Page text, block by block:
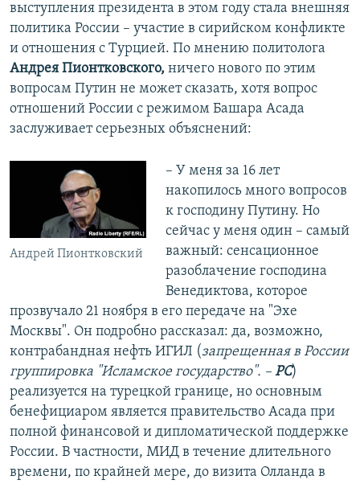
выступления президента в этом году стала внешняя
политика России – участие в сирийском конфликте
и отношения с Турцией. По мнению политолога
Андрея Пионтковского, ничего нового по этим
вопросам Путин не может сказать, хотя вопрос
отношений России с режимом Башара Асада
заслуживает серьезных объяснений:
Андрей Пионтковский
– У меня за 16 лет
накопилось много вопросов
к господину Путину. Но
сейчас у меня один – самый
важный: сенсационное
разоблачение господина
Венедиктова, которое
прозвучало 21 ноября в его передаче на "Эхе
Москвы". Он подробно рассказал: да, возможно,
контрабандная нефть ИГИЛ (запрещенная в России
группировка "Исламское государство". – РС)
реализуется на турецкой границе, но основным
бенефициаром является правительство Асада при
полной финансовой и дипломатической поддержке
России. В частности, МИД в течение длительного
времени, по крайней мере, до визита Олланда в